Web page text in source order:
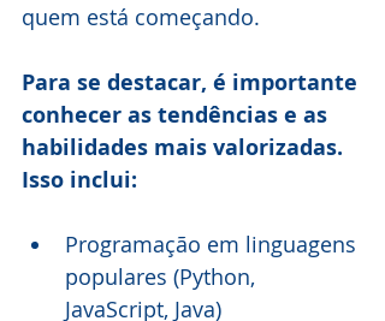
quem está começando.
Para se destacar, é importante
conhecer as tendências e as
habilidades mais valorizadas.
Isso inclui:
Programação em linguagens
populares (Python,
JavaScript, Java)